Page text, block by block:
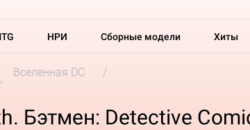
НРИ Сборные модели Хиты
Вселенная DC
Бэтмен: Detective